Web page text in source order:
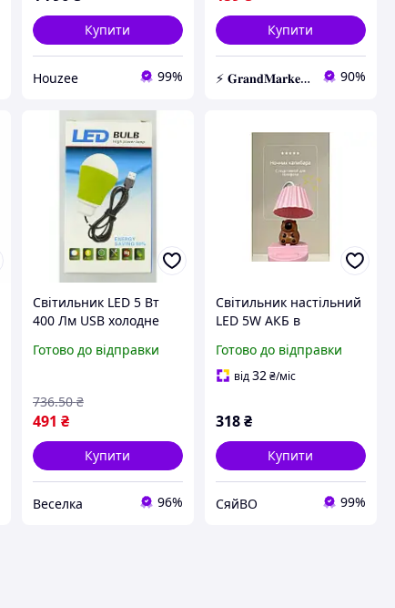
Купити
Houzee 99%
Купити
⚡️ 𝐆𝐫𝐚𝐧𝐝𝐌𝐚𝐫𝐤𝐞𝐭 ⚡️ – Трендові товари за найнижчими цінами 90%
Світильник LED 5 Вт
400 Лм USB холодне
навчання та роботи з
Готово до відправки
491 ₴
736.50 ₴
Купити
Веселка 96%
Світильник настiльний
LED 5W АКБ в
підставкою для
телефону,з USB ТМ
Готово до відправки
від32₴/міс
318₴
Купити
СяйВО 99%